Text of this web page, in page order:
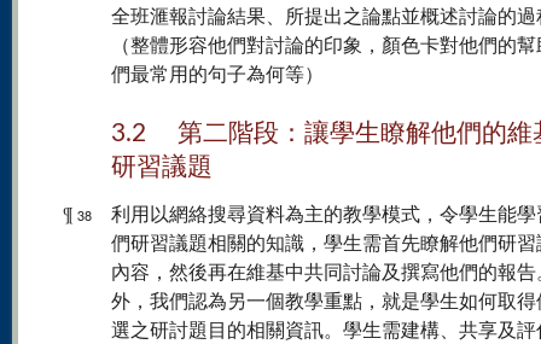
全班滙報討論結果、所提出之論點並概述討論的過
（整體形容他們對討論的印象，顏色卡對他們的
們最常用的句子為何等）
3.2 第二階段：讓學生瞭解他們的維
研習議題
¶ 38
利用以網絡搜尋資料為主的教學模式，令學生能
們研習議題相關的知識，學生需首先瞭解他們研
內容，然後再在維基中共同討論及撰寫他們的報告
外，我們認為另一個教學重點，就是學生如何取
選之研討題目的相關資訊。學生需建構、共享及